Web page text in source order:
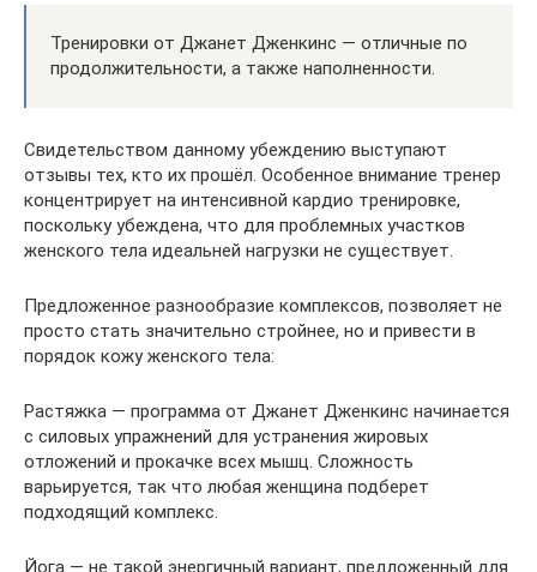
Тренировки от Джанет Дженкинс — отличные по
продолжительности, а также наполненности.
Свидетельством данному убеждению выступают
отзывы тех, кто их прошёл. Особенное внимание тренер
концентрирует на интенсивной кардио тренировке,
поскольку убеждена, что для проблемных участков
женского тела идеальней нагрузки не существует.
Предложенное разнообразие комплексов, позволяет не
просто стать значительно стройнее, но и привести в
порядок кожу женского тела:
Растяжка — программа от Джанет Дженкинс начинается
с силовых упражнений для устранения жировых
отложений и прокачке всех мышц. Сложность
варьируется, так что любая женщина подберет
подходящий комплекс.
Йога — не такой энергичный вариант, предложенный для